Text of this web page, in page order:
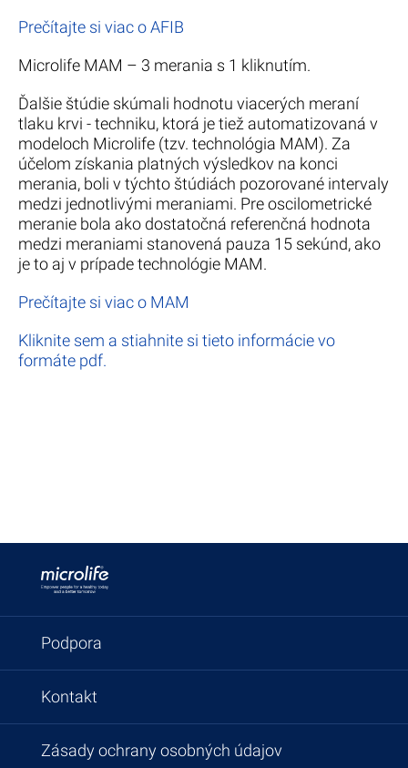
Prečítajte si viac o AFIB
Microlife MAM – 3 merania s 1 kliknutím.
Ďalšie štúdie skúmali hodnotu viacerých meraní
tlaku krvi - techniku, ktorá je tiež automatizovaná v
modeloch Microlife (tzv. technológia MAM). Za
účelom získania platných výsledkov na konci
merania, boli v týchto štúdiách pozorované intervaly
medzi jednotlivými meraniami. Pre oscilometrické
meranie bola ako dostatočná referenčná hodnota
medzi meraniami stanovená pauza 15 sekúnd, ako
je to aj v prípade technológie MAM.
Prečítajte si viac o MAM
Kliknite sem a stiahnite si tieto informácie vo
formáte pdf.
Podpora
Kontakt
Zásady ochrany osobných údajov